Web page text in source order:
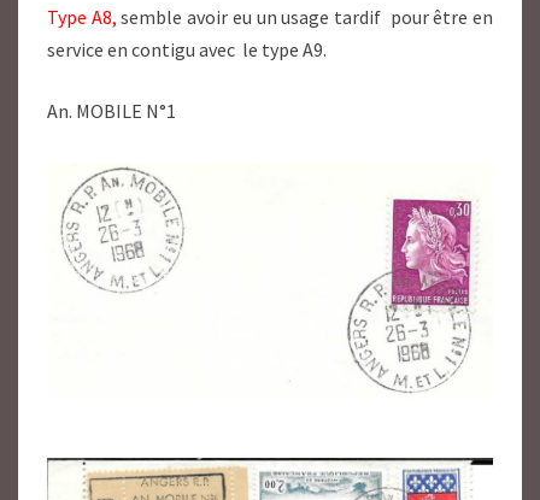
Type A8, semble avoir eu un usage tardif pour être en
service en contigu avec le type A9.
An. MOBILE N°1